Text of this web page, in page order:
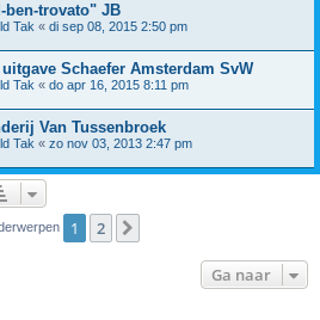
ben-trovato" JB
Tak « di sep 08, 2015 2:50 pm
Schaefer Amsterdam SvW
Tak « do apr 16, 2015 8:11 pm
Van Tussenbroek
Tak « zo nov 03, 2013 2:47 pm
1 2
Ga naar